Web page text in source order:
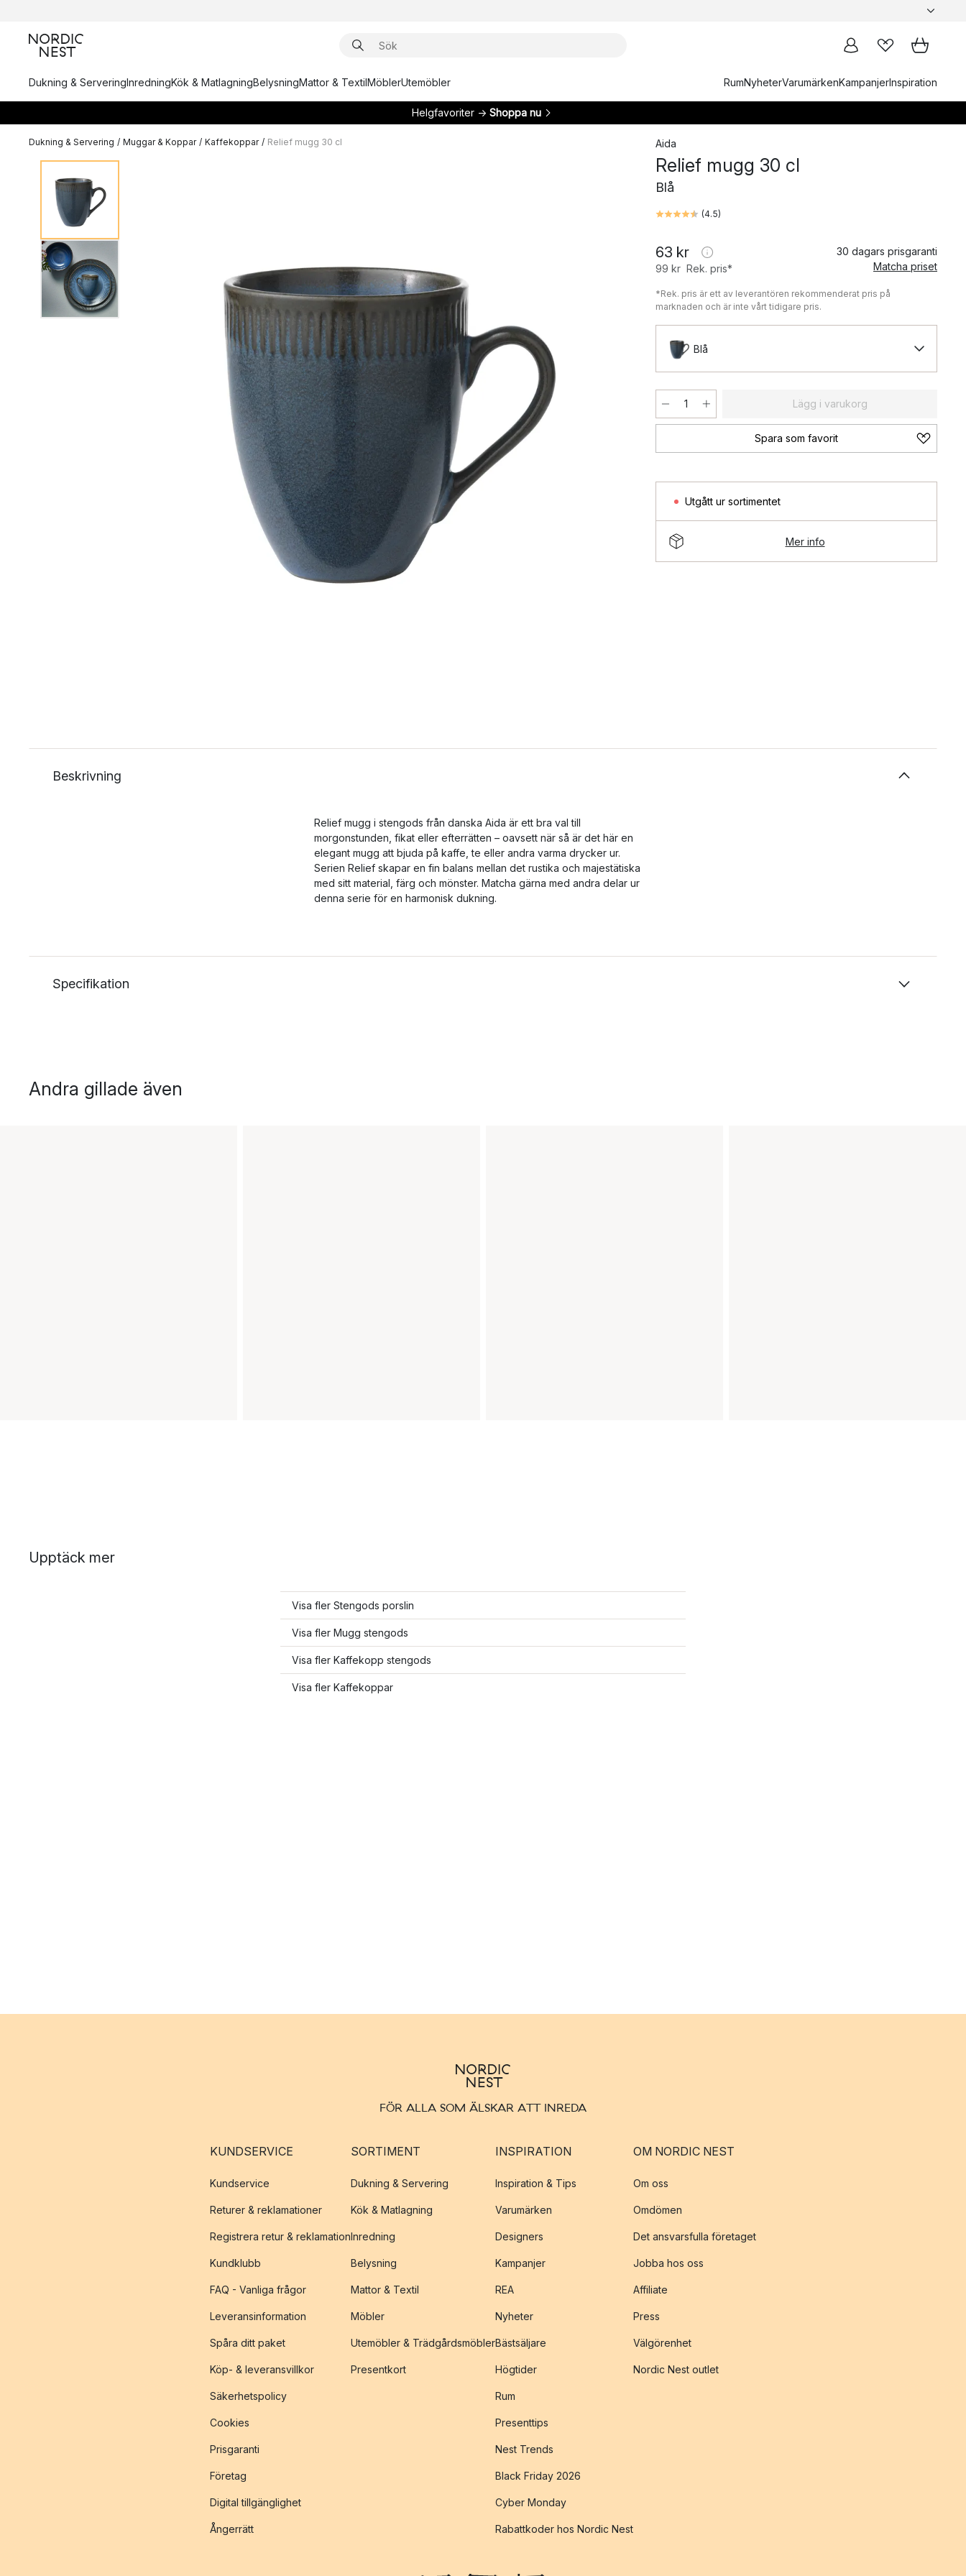
Dukning & ServeringInredningKök & MatlagningBelysningMattor & TextilMöblerUtemöbler RumNyheterVarumärkenKampanjerInspiration
Helgfavoriter → Shoppa nu
Dukning & Servering / Muggar & Koppar / Kaffekoppar / Relief mugg 30 cl Aida
Relief mugg 30 cl
Blå
(4.5)
63 kr
99 kr Rek. pris*
30 dagars prisgaranti
Matcha priset
*Rek. pris är ett av leverantören rekommenderat pris på
marknaden och är inte vårt tidigare pris.
Blå
Lägg i varukorg
Spara som favorit
Utgått ur sortimentet
Mer info
Beskrivning
Relief mugg i stengods från danska Aida är ett bra val till
morgonstunden, fikat eller efterrätten – oavsett när så är det här en
elegant mugg att bjuda på kaffe, te eller andra varma drycker ur.
Serien Relief skapar en fin balans mellan det rustika och majestätiska
med sitt material, färg och mönster. Matcha gärna med andra delar ur
denna serie för en harmonisk dukning.
Specifikation
Andra gillade även
Upptäck mer
Visa fler Stengods porslin
Visa fler Mugg stengods
Visa fler Kaffekopp stengods
Visa fler Kaffekoppar
FÖR ALLA SOM ÄLSKAR ATT INREDA
KUNDSERVICE
Kundservice
Returer & reklamationer
Registrera retur & reklamation
Kundklubb
FAQ - Vanliga frågor
Leveransinformation
Spåra ditt paket
Köp- & leveransvillkor
Säkerhetspolicy
Cookies
Prisgaranti
Företag
Digital tillgänglighet
Ångerrätt
SORTIMENT
Dukning & Servering
Kök & Matlagning
Inredning
Belysning
Mattor & Textil
Möbler
Utemöbler & Trädgårdsmöbler
Presentkort
INSPIRATION
Inspiration & Tips
Varumärken
Designers
Kampanjer
REA
Nyheter
Bästsäljare
Högtider
Rum
Presenttips
Nest Trends
Black Friday 2026
Cyber Monday
Rabattkoder hos Nordic Nest
OM NORDIC NEST
Om oss
Omdömen
Det ansvarsfulla företaget
Jobba hos oss
Affiliate
Press
Välgörenhet
Nordic Nest outlet